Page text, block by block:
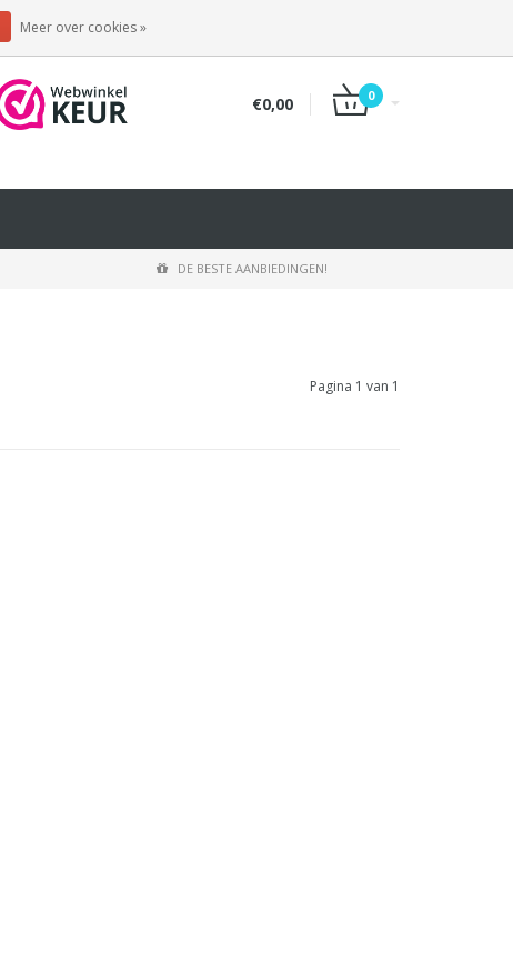
€0,00 0
DE BESTE AANBIEDINGEN!
Pagina 1 van 1
Meer over cookies »